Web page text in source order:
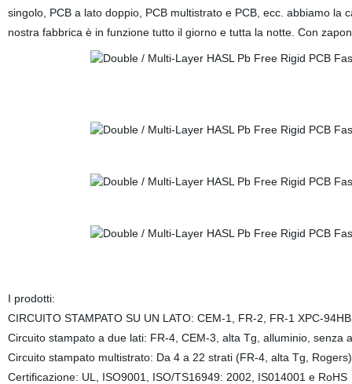
singolo, PCB a lato doppio, PCB multistrato e PCB, ecc. abbiamo
nostra fabbrica è in funzione tutto il giorno e tutta la notte. Con
I prodotti:
CIRCUITO STAMPATO SU UN LATO: CEM-1, FR-2, FR-1 XPC-94HB
Circuito stampato a due lati: FR-4, CEM-3, alta Tg, alluminio, senza
Circuito stampato multistrato: Da 4 a 22 strati (FR-4, alta Tg, Rogers)
Certificazione: UL, ISO9001, ISO/TS16949: 2002, IS014001 e RoHS